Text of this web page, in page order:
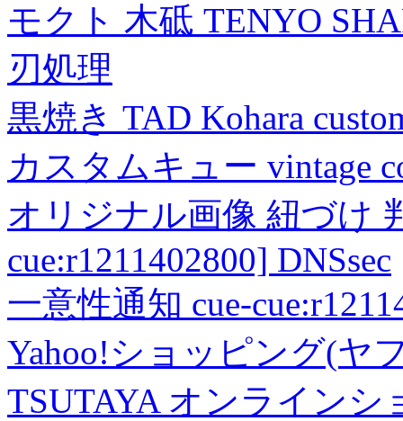
モクト 木砥 TENYO
刃処理
黒焼き TAD Kohara
カスタムキュー vintage
オリジナル画像 紐づけ
cue:r1211402800] DNSsec
一意性通知 cue-
Yahoo!ショッピング(ヤ
TSUTAYA オンラインシ